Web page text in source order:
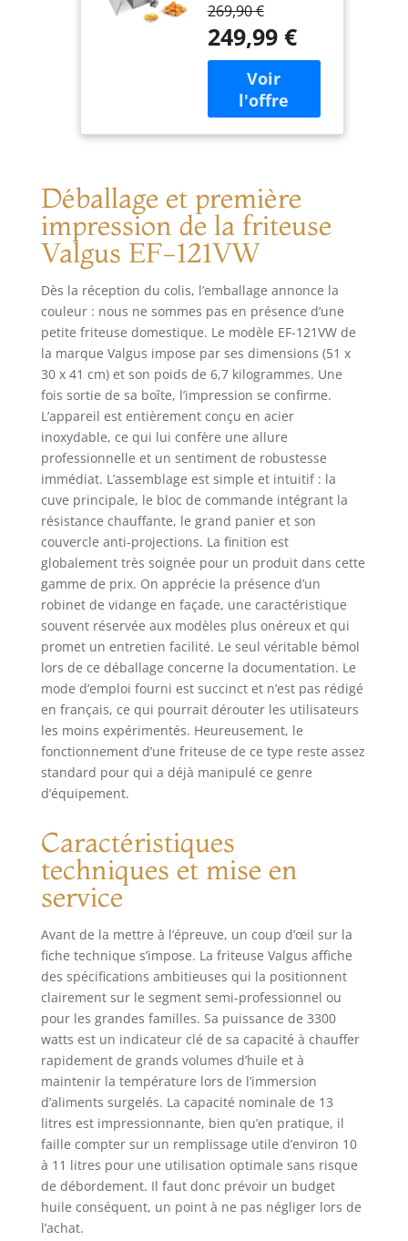
corps de machine
en métal galvanisé
de première
qualité, un panier
en acier
inoxydable, un
robinet et un tube
chaleur réglable
(50°C-190°C). Le
tube chauffant
distribue la
chaleur
uniformément et
rapidement.
GRANDE CAPACITÉ
DE 13 L : réservoir
d'huile maximum
recommandé : 9 L).
Les volumes
d'huile maximum
et minimum sont
gravés dans le
réservoir.
Puissance : 3300W.
MATÉRIAU DE
ALIMENTAIRE :
Fabriqué en acier
inoxydable 304 de
qualité
alimentaire, pour
Valgus concerne
votre vie saine. Le
design épais lui
confère une
construction
robuste et durable,
sans bords
panier amovible de
la friteuse avec
vidange est équipé
éviter de se brûler
les mains et d'un
couvercle pour
éviter les
éclaboussures
d'huile bouillante.
Le robinet permet
de vidanger, de
nettoyer et de
ranger l'huile plus
rapidement. LARGE
APPLICATION : La
friteuse grande
capacité convient
aussi bien à un
269,90 €
249,99 €
Déballage et première
impression de la friteuse
Valgus EF-121VW
Dès la réception du colis, l’emballage annonce la
couleur : nous ne sommes pas en présence d’une
petite friteuse domestique. Le modèle EF-121VW de
la marque Valgus impose par ses dimensions (51 x
30 x 41 cm) et son poids de 6,7 kilogrammes. Une
fois sortie de sa boîte, l’impression se confirme.
L’appareil est entièrement conçu en acier
inoxydable, ce qui lui confère une allure
professionnelle et un sentiment de robustesse
immédiat. L’assemblage est simple et intuitif : la
cuve principale, le bloc de commande intégrant la
résistance chauffante, le grand panier et son
couvercle anti-projections. La finition est
globalement très soignée pour un produit dans cette
gamme de prix. On apprécie la présence d’un
robinet de vidange en façade, une caractéristique
souvent réservée aux modèles plus onéreux et qui
promet un entretien facilité. Le seul véritable bémol
lors de ce déballage concerne la documentation. Le
mode d’emploi fourni est succinct et n’est pas rédigé
en français, ce qui pourrait dérouter les utilisateurs
les moins expérimentés. Heureusement, le
fonctionnement d’une friteuse de ce type reste assez
standard pour qui a déjà manipulé ce genre
d’équipement.
Caractéristiques
techniques et mise en
service
Avant de la mettre à l’épreuve, un coup d’œil sur la
fiche technique s’impose. La friteuse Valgus affiche
des spécifications ambitieuses qui la positionnent
clairement sur le segment semi-professionnel ou
pour les grandes familles. Sa puissance de 3300
watts est un indicateur clé de sa capacité à chauffer
rapidement de grands volumes d’huile et à
maintenir la température lors de l’immersion
d’aliments surgelés. La capacité nominale de 13
litres est impressionnante, bien qu’en pratique, il
faille compter sur un remplissage utile d’environ 10
à 11 litres pour une utilisation optimale sans risque
de débordement. Il faut donc prévoir un budget
huile conséquent, un point à ne pas négliger lors de
l’achat.